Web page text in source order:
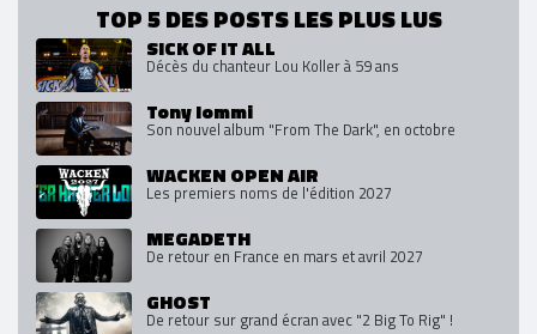
TOP 5 DES POSTS LES PLUS LUS
SICK OF IT ALL
Décès du chanteur Lou Koller à 59 ans
Tony Iommi
Son nouvel album "From The Dark", en octobre
WACKEN OPEN AIR
Les premiers noms de l'édition 2027
MEGADETH
De retour en France en mars et avril 2027
GHOST
De retour sur grand écran avec "2 Big To Rig" !